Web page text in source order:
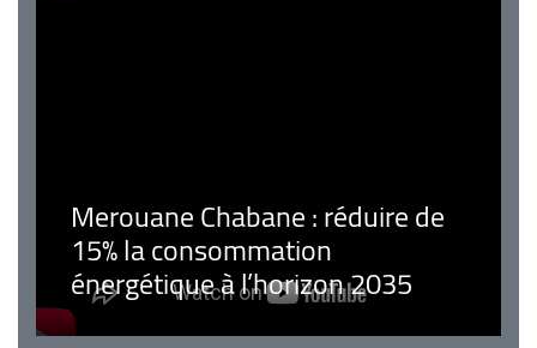
Merouane Chabane : réduire de
15% la consommation
énergétique à l’horizon 2035